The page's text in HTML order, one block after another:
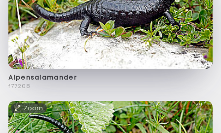
Alpensalamander
f77208
Zoom